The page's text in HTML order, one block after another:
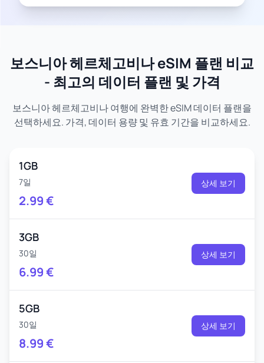
보스니아 헤르체고비나 eSIM 플랜 비교
- 최고의 데이터 플랜 및 가격
보스니아 헤르체고비나 여행에 완벽한 eSIM 데이터 플랜을
선택하세요. 가격, 데이터 용량 및 유효 기간을 비교하세요.
1GB
7일
2.99€
상세 보기
3GB
30일
6.99€
상세 보기
5GB
30일
8.99€
상세 보기